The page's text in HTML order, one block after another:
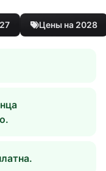
Цены на 2028